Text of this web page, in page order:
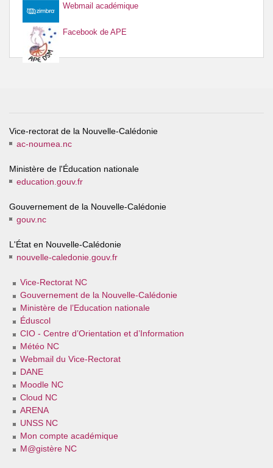
Webmail académique
Facebook de APE
Vice-rectorat de la Nouvelle-Calédonie
ac-noumea.nc
Ministère de l'Éducation nationale
education.gouv.fr
Gouvernement de la Nouvelle-Calédonie
gouv.nc
L'État en Nouvelle-Calédonie
nouvelle-caledonie.gouv.fr
Vice-Rectorat NC
Gouvernement de la Nouvelle-Calédonie
Ministère de l’Education nationale
Éduscol
CIO - Centre d’Orientation et d’Information
Météo NC
Webmail du Vice-Rectorat
DANE
Moodle NC
Cloud NC
ARENA
UNSS NC
Mon compte académique
M@gistère NC